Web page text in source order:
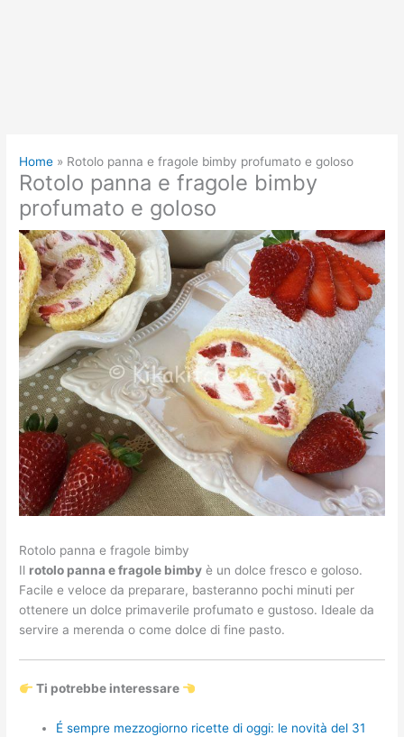
Home Rotolo panna e fragole bimby profumato e goloso
Rotolo panna e fragole bimby
profumato e goloso
Rotolo panna e fragole bimby
Il rotolo panna e fragole bimby è un dolce fresco e goloso.
Facile e veloce da preparare, basteranno pochi minuti per
ottenere un dolce primaverile profumato e gustoso. Ideale da
servire a merenda o come dolce di fine pasto.
Ti potrebbe interessare
É sempre mezzogiorno ricette di oggi: le novità del 31